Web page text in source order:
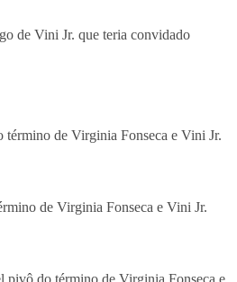
de Vini Jr. que teria convidado
de Virginia Fonseca e Vini Jr.